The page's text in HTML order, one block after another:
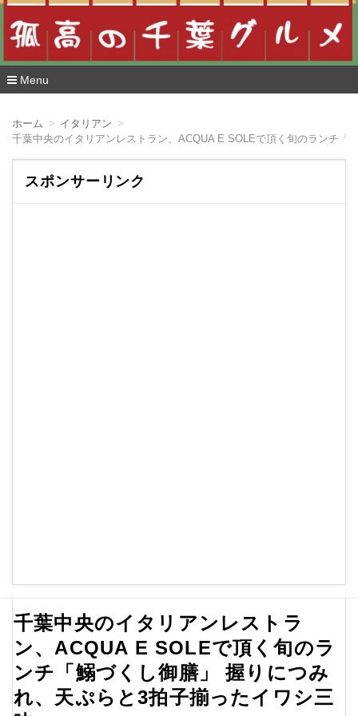
Menu
ホーム イタリアン
スポンサーリンク
千葉中央のイタリアンレストラ
ン、ACQUA E SOLEで頂く旬のラ
ンチ「鰯づくし御膳」 握りにつみ
れ、天ぷらと3拍子揃ったイワシ三